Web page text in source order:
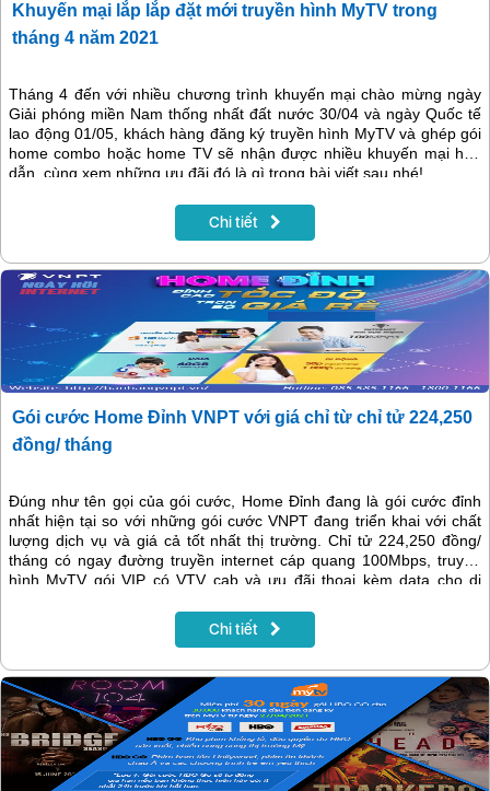
Khuyến mại lắp lắp đặt mới truyền hình MyTV trong
tháng 4 năm 2021
Tháng 4 đến với nhiều chương trình khuyến mại chào mừng ngày
Giải phóng miền Nam thống nhất đất nước 30/04 và ngày Quốc tế
lao động 01/05, khách hàng đăng ký truyền hình MyTV và ghép gói
home combo hoặc home TV sẽ nhận được nhiều khuyến mại hấp
dẫn, cùng xem những ưu đãi đó là gì trong bài viết sau nhé!
Chi tiết
Gói cước Home Đỉnh VNPT với giá chỉ từ chỉ tử 224,250
đồng/ tháng
Đúng như tên gọi của gói cước, Home Đỉnh đang là gói cước đỉnh
nhất hiện tại so với những gói cước VNPT đang triển khai với chất
lượng dịch vụ và giá cả tốt nhất thị trường. Chỉ tử 224,250 đồng/
tháng có ngay đường truyền internet cáp quang 100Mbps, truyền
hình MyTV gói VIP có VTV cab và ưu đãi thoại kèm data cho di
Chi tiết